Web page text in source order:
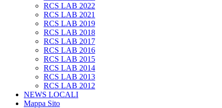
RCS LAB 2022
RCS LAB 2021
RCS LAB 2019
RCS LAB 2018
RCS LAB 2017
RCS LAB 2016
RCS LAB 2015
RCS LAB 2014
RCS LAB 2013
RCS LAB 2012
NEWS LOCALI
Mappa Sito